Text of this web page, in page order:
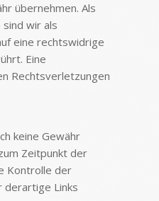
übernehmen. Als
wir als
eine rechtswidrige
Eine
Rechtsverletzungen
keine Gewähr
Zeitpunkt der
Kontrolle der
derartige Links